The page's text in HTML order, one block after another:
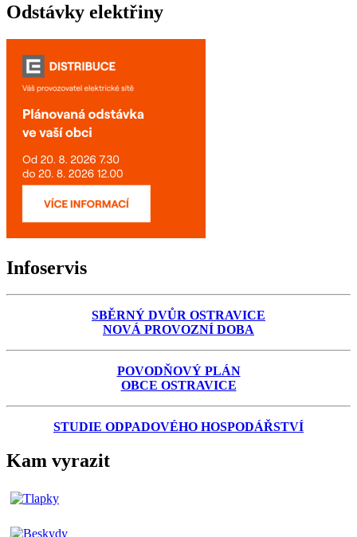
Odstávky elektřiny
Infoservis
SBĚRNÝ DVŮR OSTRAVICE
NOVÁ PROVOZNÍ DOBA
POVODŇOVÝ PLÁN
OBCE OSTRAVICE
STUDIE ODPADOVÉHO HOSPODÁŘSTVÍ
Kam vyrazit